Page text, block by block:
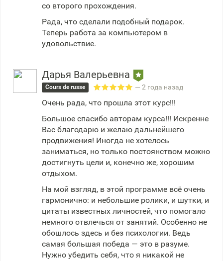
со второго прохождения.
Рада, что сделали подобный подарок.
Теперь работа за компьютером в
удовольствие.
Дарья Валерьевна
Cours de russe — 2 года назад
Очень рада, что прошла этот курс!!!
Большое спасибо авторам курса!!! Искренне
Вас благодарю и желаю дальнейшего
продвижения! Иногда не хотелось
заниматься, но только постоянством можно
достигнуть цели и, конечно же, хорошим
отдыхом.
На мой взгляд, в этой программе всё очень
гармонично: и небольшие ролики, и шутки, и
цитаты известных личностей, что помогало
немного отвлечься от занятий. Особенно не
обошлось здесь и без психологии. Ведь
самая большая победа — это в разуме.
Нужно убедить себя, что я никакой не